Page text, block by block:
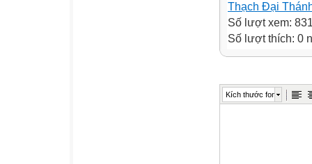
Thạch Đại
Số lượt xem:
Số lượt thích: 0
Kích thước font